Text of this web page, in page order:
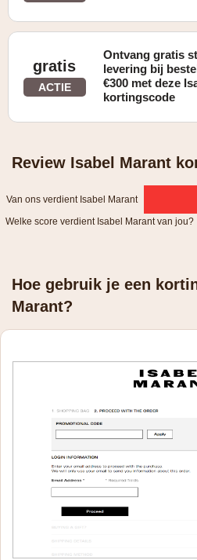
gratis
ACTIE
Ontvang gratis
levering bij
€300 met deze
kortingscode
Review Isabel Marant
Van ons verdient Isabel Marant
Welke score verdient Isabel Marant van jou?
Hoe gebruik je een
Marant?